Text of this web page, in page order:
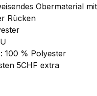
Obermaterial
Rücken
100 % Polyester
5CHF extra